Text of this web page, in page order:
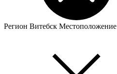
Регион Витебск Местоположение